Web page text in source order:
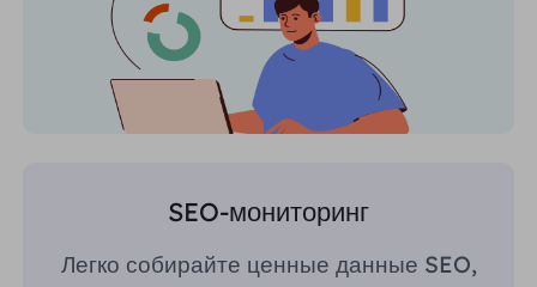
SEO-мониторинг
Легко собирайте ценные данные SEO,